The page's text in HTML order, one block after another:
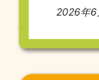
2026年6